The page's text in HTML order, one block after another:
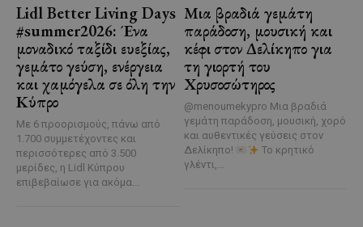
Lidl Better Living Days
#summer2026: Ένα
μοναδικό ταξίδι ευεξίας,
γεμάτο γεύση, ενέργεια
και χαμόγελα σε όλη την
Κύπρο
Με 6 προορισμούς, πάνω από
1.700 συμμετέχοντες και
περισσότερες από 3.500
μερίδες, η Lidl Κύπρου
επιβεβαίωσε για ακόμα...
Μια βραδιά γεμάτη
παράδοση, μουσική και
κέφι στον Δελίκηπο για
τη γιορτή του
Χρυσοσώτηρος
@menoumekypro Μια βραδιά
γεμάτη παράδοση, μουσική, χορό
και αυθεντικές γεύσεις στον
Δελίκηπο!
Το κρητικό
γλέντι,...